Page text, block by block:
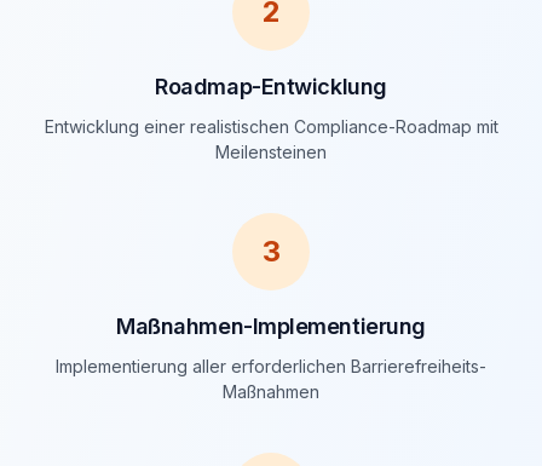
2
Roadmap-Entwicklung
Entwicklung einer realistischen Compliance-Roadmap mit
Meilensteinen
3
Maßnahmen-Implementierung
Implementierung aller erforderlichen Barrierefreiheits-
Maßnahmen